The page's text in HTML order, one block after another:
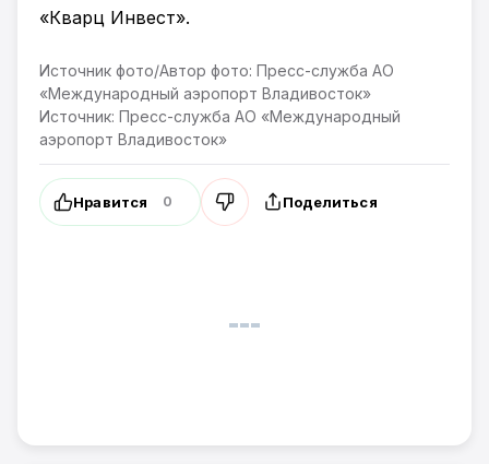
«Кварц Инвест».
Источник фото/Автор фото: Пресс-служба АО
«Международный аэропорт Владивосток»
Источник: Пресс-служба АО «Международный
аэропорт Владивосток»
Нравится 0 Поделиться